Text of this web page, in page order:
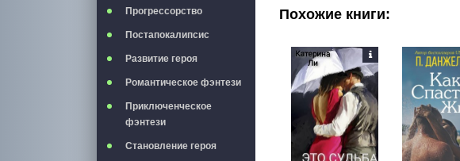
Прогрессорство
Постапокалипсис
Развитие героя
Романтическое фэнтези
Приключенческое
фэнтези
Становление героя
Похожие книги: